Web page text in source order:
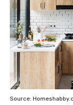
Source: